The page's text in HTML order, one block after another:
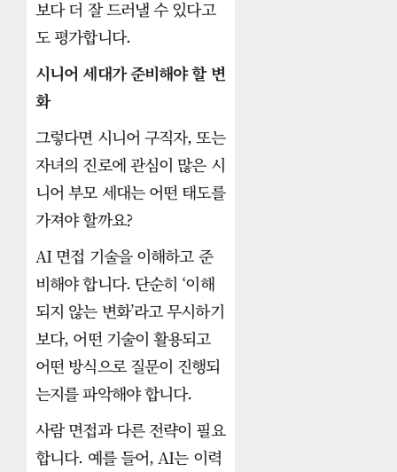
보다 더 잘 드러낼 수 있다고
도 평가합니다.
시니어 세대가 준비해야 할 변
화
그렇다면 시니어 구직자, 또는
자녀의 진로에 관심이 많은 시
니어 부모 세대는 어떤 태도를
가져야 할까요?
AI 면접 기술을 이해하고 준
비해야 합니다. 단순히 ‘이해
되지 않는 변화’라고 무시하기
보다, 어떤 기술이 활용되고
어떤 방식으로 질문이 진행되
는지를 파악해야 합니다.
사람 면접과 다른 전략이 필요
합니다. 예를 들어, AI는 이력